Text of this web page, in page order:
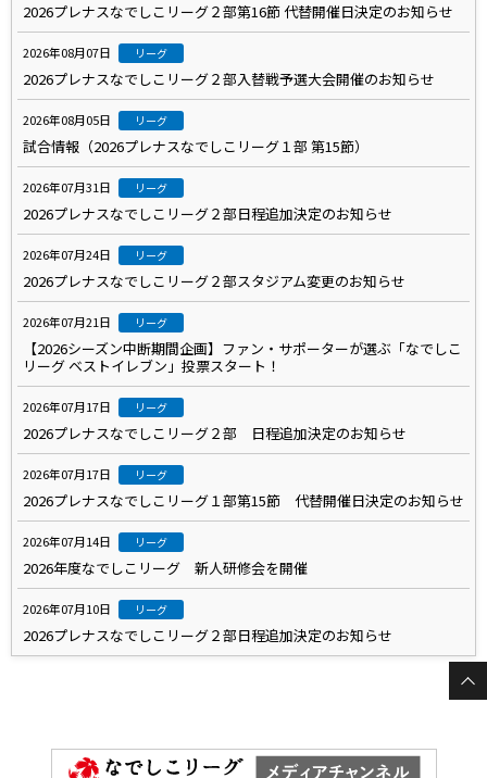
2026プレナスなでしこリーグ２部第16節 代替開催日決定のお知らせ
2026年08月07日 リーグ
2026プレナスなでしこリーグ２部入替戦予選大会開催のお知らせ
2026年08月05日 リーグ
試合情報（2026プレナスなでしこリーグ１部 第15節）
2026年07月31日 リーグ
2026プレナスなでしこリーグ２部日程追加決定のお知らせ
2026年07月24日 リーグ
2026プレナスなでしこリーグ２部スタジアム変更のお知らせ
2026年07月21日 リーグ
【2026シーズン中断期間企画】ファン・サポーターが選ぶ「なでしこ
リーグ ベストイレブン」投票スタート！
2026年07月17日 リーグ
2026プレナスなでしこリーグ２部 日程追加決定のお知らせ
2026年07月17日 リーグ
2026プレナスなでしこリーグ１部第15節 代替開催日決定のお知らせ
2026年07月14日 リーグ
2026年度なでしこリーグ 新人研修会を開催
2026年07月10日 リーグ
2026プレナスなでしこリーグ２部日程追加決定のお知らせ